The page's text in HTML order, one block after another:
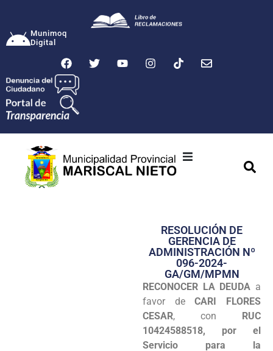
Munimoq
Digital
Transparencia
Seguridad
Programas
Intranet
RESOLUCIÓN DE
GERENCIA DE
ADMINISTRACIÓN Nº
096-2024-
GA/GM/MPMN
RECONOCER LA DEUDA a
favor deCARI FLORES
CESAR, con RUC
10424588518, por el
Servicio para la